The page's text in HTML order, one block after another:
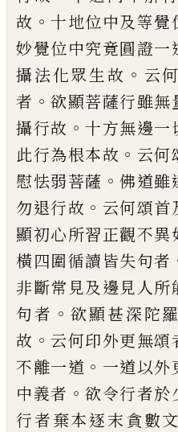
故 。十地位中及等覺
妙覺位中究竟圓證一
攝法化眾生故 。 云
者 。欲顯菩薩行雖無
攝行故 。十方無邊一
此行為根本故 。 云何
慰怯弱菩薩 。佛道雖
勿退行故 。 云何頌首
顯初心所習正觀不異
橫四圍循讀皆失句者
非斷常見及邊見人所
句者 。欲顯甚深陀羅
故 。 云何印外更無頌
不離一道 。 一道以外
中義者 。欲令行者於
行者棄本逐末貪數